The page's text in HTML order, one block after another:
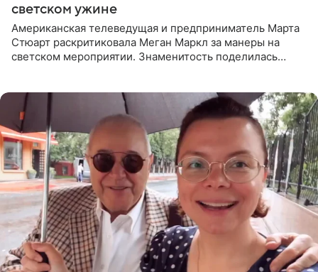
светском ужине
Американская телеведущая и предприниматель Марта
Стюарт раскритиковала Меган Маркл за манеры на
светском мероприятии. Знаменитость поделилась